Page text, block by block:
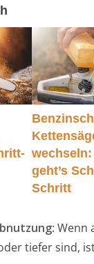
wechseln:
geht’s
Schritt
: Wenn
tiefer sind,